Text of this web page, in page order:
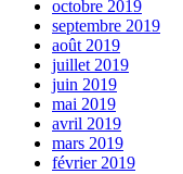
octobre 2019
septembre 2019
août 2019
juillet 2019
juin 2019
mai 2019
avril 2019
mars 2019
février 2019